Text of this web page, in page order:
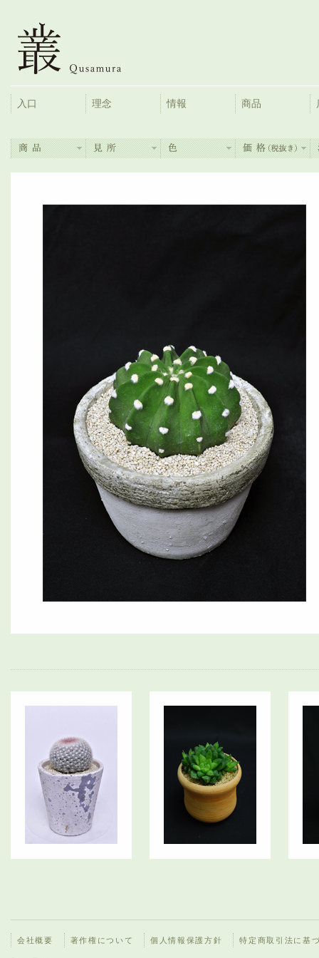
入口 理念 情報 商品
会社概要 著作権について 個人情報保護方針 特定商取引法に基